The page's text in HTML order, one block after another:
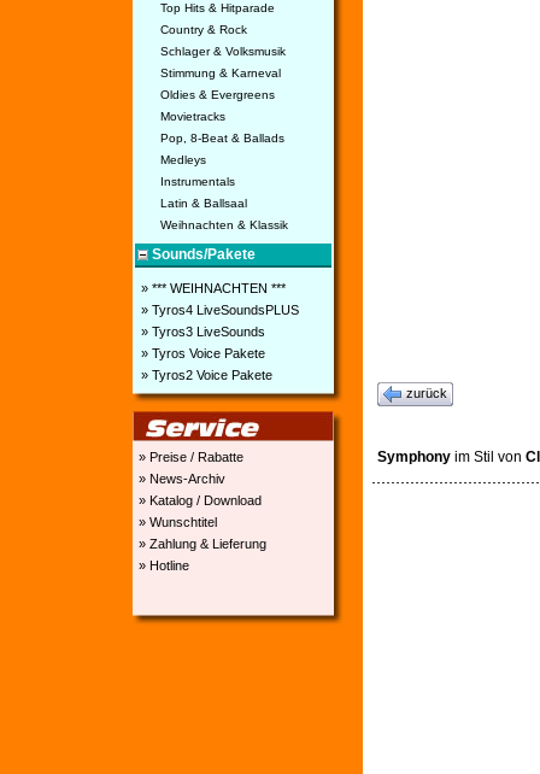
Top Hits & Hitparade
Country & Rock
Schlager & Volksmusik
Stimmung & Karneval
Oldies & Evergreens
Movietracks
Pop, 8-Beat & Ballads
Medleys
Instrumentals
Latin & Ballsaal
Weihnachten & Klassik
Sounds/Pakete
» *** WEIHNACHTEN ***
» Tyros4 LiveSoundsPLUS
» Tyros3 LiveSounds
» Tyros Voice Pakete
» Tyros2 Voice Pakete
» Preise / Rabatte
» News-Archiv
» Katalog / Download
» Wunschtitel
» Zahlung & Lieferung
» Hotline
zurück
Symphony im Stil von